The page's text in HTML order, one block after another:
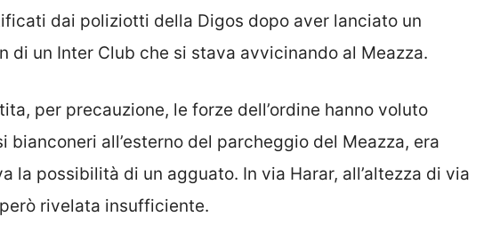
dai poliziotti della Digos dopo aver lanciato un
di un Inter Club che si stava avvicinando al Meazza.
per precauzione, le forze dell’ordine hanno voluto
all’esterno del parcheggio del Meazza, era
la possibilità di un agguato. In via Harar, all’altezza di via
rivelata insufficiente.